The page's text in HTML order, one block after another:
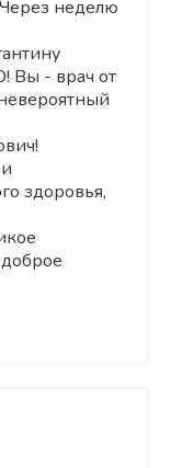
неделю
Вы - врач от
здоровья,